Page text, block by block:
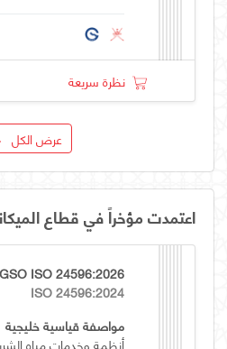
نظرة سريعة
عرض الكل
اعتمدت مؤخراً في قطاع
GSO ISO 24596:2026
ISO 24596:2024
مواصفة قياسية خليجية
أنظمة وخدمات مياه